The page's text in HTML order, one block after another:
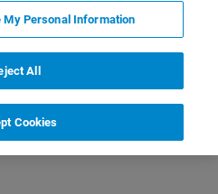
전문가에게 문의하십시오.
My Personal Information
All
Cookies